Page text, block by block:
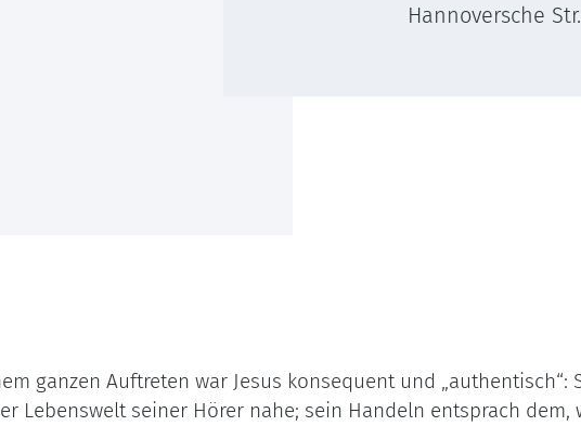
Hannoversche
ganzen Auftreten war Jesus konsequent und „authentisch“:
Lebenswelt seiner Hörer nahe; sein Handeln entsprach dem,